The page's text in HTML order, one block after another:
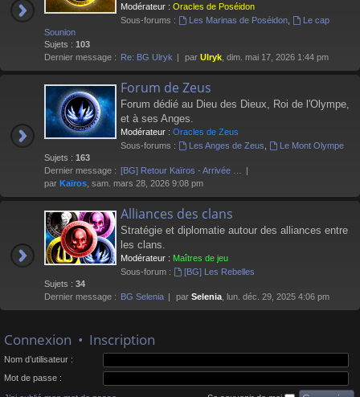
Modérateur : Oracles de Poséidon
Sous-forums :
Les Marinas de Poséidon,
Le cap
Sounion
Sujets : 103
Dernier message : Re: BG Ulryk par Ulryk , dim. mai 17, 2026 1:44 pm
Forum de Zeus
Forum dédié au Dieu des Dieux, Roi de l'Olympe,
et à ses Anges.
Modérateur : Oracles de Zeus
Sous-forums :
Les Anges de Zeus
Le Mont Olympe
Sujets : 163
Dernier message : [BG] Retour Kaïros - Arrivée …
par Kaïros , sam. mars 28, 2026 9:08 pm
Alliances des clans
Stratégie et diplomatie autour des alliances entre
les clans.
Modérateur : Maîtres de jeu
Sous-forum :
[BG] Les Rebelles
Sujets : 34
Dernier message : BG Selenia par Selenia , lun. déc. 29, 2025 4:06 pm
Connexion • Inscription
Nom d’utilisateur :
Mot de passe :